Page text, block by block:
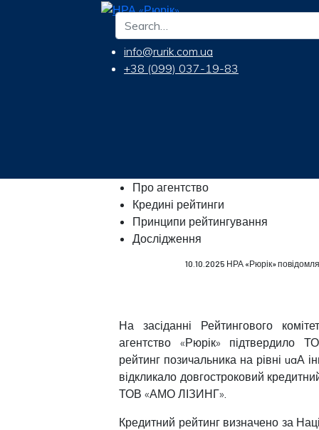
info@rurik.com.ua
+38 (099) 037-19-83
Про агентство
Кредині рейтинги
Принципи рейтингування
Дослідження
10.10.2025 НРА «Рюрік»
На засіданні Рейтингового
агентство «Рюрік» підтвердило
рейтинг позичальника на рівні uaА
відкликало довгостроковий
ТОВ «АМО ЛІЗИНГ»
Кредитний рейтинг визначено за